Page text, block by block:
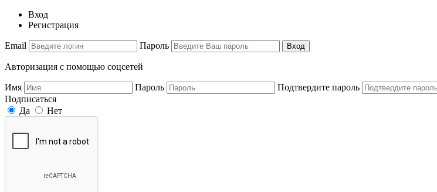
Вход
Регистрация
Email Пароль Вход
Авторизация с помощью соцсетей
Имя Пароль Подтвердите пароль
Подписаться
Да
Нет